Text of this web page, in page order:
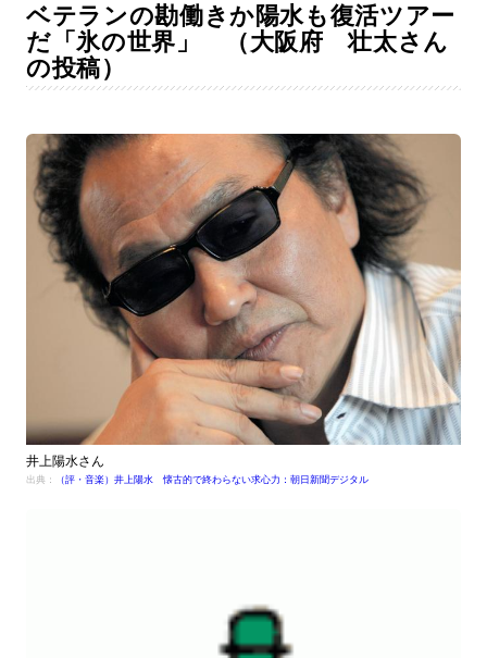
ベテランの勘働きか陽水も復活ツアー
だ「氷の世界」 （大阪府 壮太さん
の投稿）
井上陽水さん
出典： （評・音楽）井上陽水 懐古的で終わらない求心力：朝日新聞デジタル